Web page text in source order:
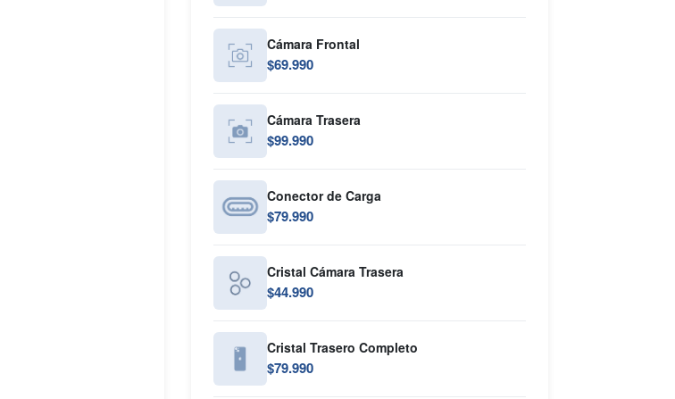
Cámara Frontal
$69.990
Cámara Trasera
$99.990
Conector de Carga
$79.990
Cristal Cámara Trasera
$44.990
Cristal Trasero Completo
$79.990